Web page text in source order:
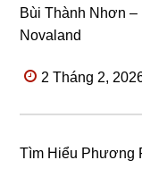
Bùi Thành Nhơn
Novaland
2 Tháng 2,
Tìm Hiểu Phương